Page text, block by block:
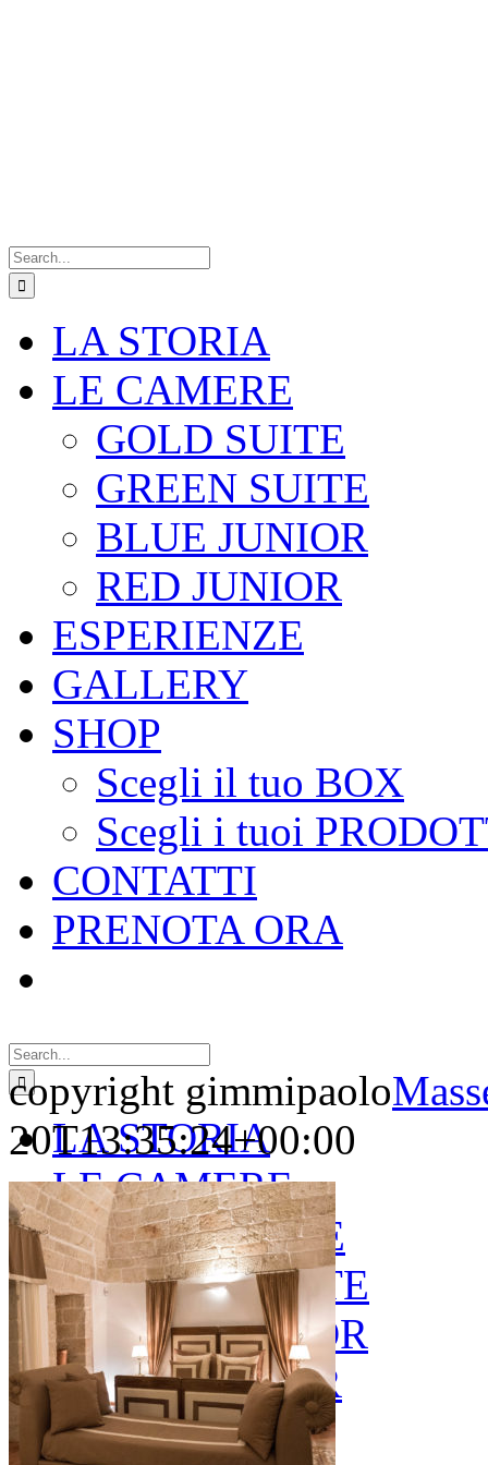
for:
LA STORIA
LE CAMERE
GOLD SUITE
GREEN SUITE
BLUE JUNIOR
RED JUNIOR
ESPERIENZE
GALLERY
SHOP
Scegli il tuo BOX
Scegli i tuoi
CONTATTI
PRENOTA ORA
for:
LA STORIA
LE CAMERE
GOLD SUITE
GREEN SUITE
BLUE JUNIOR
RED JUNIOR
ESPERIENZE
copyright gimmipaolo
20T13:35:24+00:00